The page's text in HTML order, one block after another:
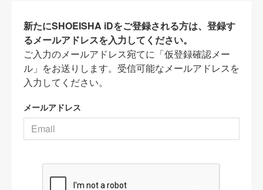
新たにSHOEISHA iDをご登録される方は、登録す
るメールアドレスを入力してください。
ご入力のメールアドレス宛てに「仮登録確認メー
ル」をお送りします。受信可能なメールアドレスを
入力してください。
メールアドレス